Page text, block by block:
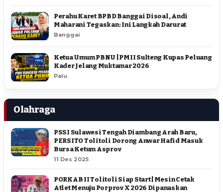
Perahu Karet BPBD Banggai Disoal, Andi
Maharani Tegaskan: Ini Langkah Darurat
Banggai
Ketua Umum PBNU | PMII Sulteng Kupas Peluang
Kader Jelang Muktamar 2026
Palu
Olahraga
PSSI Sulawesi Tengah Diambang Arah Baru,
PERSITO Tolitoli Dorong Anwar Hafid Masuk
Bursa Ketum Asprov
11 Des 2025
PORKAB II Tolitoli Siap Start | Mesin Cetak
Atlet Menuju Porprov X 2026 Dipanaskan